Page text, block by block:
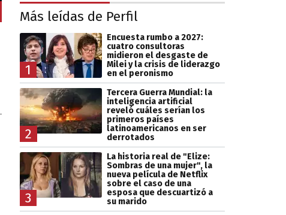
Más leídas de Perfil
1
Encuesta rumbo a 2027:
cuatro consultoras
midieron el desgaste de
Milei y la crisis de liderazgo
en el peronismo
2
Tercera Guerra Mundial: la
inteligencia artificial
reveló cuáles serían los
primeros países
latinoamericanos en ser
derrotados
3
La historia real de "Elize:
Sombras de una mujer", la
nueva película de Netflix
sobre el caso de una
esposa que descuartizó a
su marido